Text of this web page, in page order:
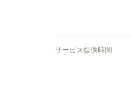
サービス提供時間